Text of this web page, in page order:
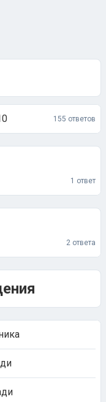
155 ответов
1 ответ
2 ответа